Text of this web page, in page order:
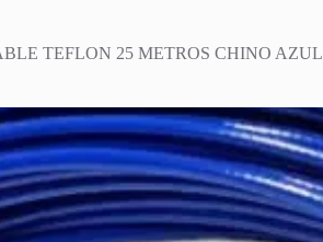
TEFLON 25 METROS CHINO AZUL